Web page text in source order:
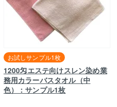
1200匁エステ向けスレン染め業
務用カラーバスタオル（中
色）：サンプル1枚
お試しサンプル1枚